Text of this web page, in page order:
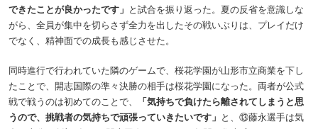
できたことが良かったです」 と試合を振り返った。夏の反省を意識しな
がら、全員が集中を切らさず全力を出したその戦いぶりは、プレイだけ
でなく、精神面での成長も感じさせた。
同時進行で行われていた隣のゲームで、桜花学園が山形市立商業を下し
たことで、開志国際の準々決勝の相手は桜花学園になった。両者が公式
戦で戦うのは初めてのことで、
「気持ちで負けたら離されてしまうと思
うので、挑戦者の気持ちで頑張っていきたいです」 と、⑬藤永選手は気